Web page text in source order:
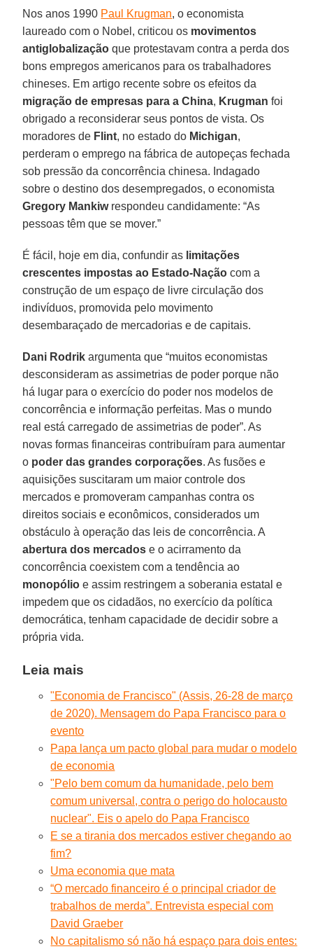
Nos anos 1990 Paul Krugman, o economista
laureado com o Nobel, criticou os movimentos
antiglobalização que protestavam contra a perda dos
bons empregos americanos para os trabalhadores
chineses. Em artigo recente sobre os efeitos da
migração de empresas para a China, Krugman foi
obrigado a reconsiderar seus pontos de vista. Os
moradores de Flint, no estado do Michigan,
perderam o emprego na fábrica de autopeças fechada
sob pressão da concorrência chinesa. Indagado
sobre o destino dos desempregados, o economista
Gregory Mankiwrespondeu candidamente: “As
pessoas têm que se mover.”
É fácil, hoje em dia, confundir as limitações
crescentes impostas ao Estado-Nação com a
construção de um espaço de livre circulação dos
indivíduos, promovida pelo movimento
desembaraçado de mercadorias e de capitais.
Dani Rodrik argumenta que “muitos economistas
desconsideram as assimetrias de poder porque não
há lugar para o exercício do poder nos modelos de
concorrência e informação perfeitas. Mas o mundo
real está carregado de assimetrias de poder”. As
novas formas financeiras contribuíram para aumentar
o poder das grandes corporações. As fusões e
aquisições suscitaram um maior controle dos
mercados e promoveram campanhas contra os
direitos sociais e econômicos, considerados um
obstáculo à operação das leis de concorrência. A
abertura dos mercados e o acirramento da
concorrência coexistem com a tendência ao
monopólio e assim restringem a soberania estatal e
impedem que os cidadãos, no exercício da política
democrática, tenham capacidade de decidir sobre a
própria vida.
Leia mais
"Economia de Francisco" (Assis, 26-28 de março
de 2020). Mensagem do Papa Francisco para o
evento
Papa lança um pacto global para mudar o modelo
de economia
"Pelo bem comum da humanidade, pelo bem
comum universal, contra o perigo do holocausto
nuclear". Eis o apelo do Papa Francisco
E se a tirania dos mercados estiver chegando ao
fim?
Uma economia que mata
“O mercado financeiro é o principal criador de
trabalhos de merda”. Entrevista especial com
David Graeber
No capitalismo só não há espaço para dois entes: